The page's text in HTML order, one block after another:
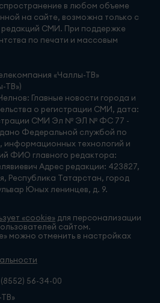
в любом объеме
на сайте, возможна только с
редакций СМИ. При поддержке
по печати и массовым
«Чаллы-ТВ»
ТВ»)
Главные новости города и
о регистрации СМИ, дата:
СМИ Эл № ЭЛ № ФС 77 -
Федеральной службой по
информационных технологий и
ФИО главного редактора:
Адрес редакции: 423827,
Республика Татарстан, город
Юных ленинцев, д. 9.
«cookie» для персонализации
сайтом.
можно отменить в настройках
56-34-00